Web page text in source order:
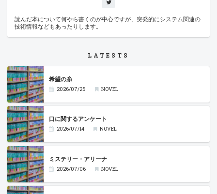
読んだ本について何やら書くのが中心ですが、突発的にシステム関連の
技術情報などもあったりします。
LATESTS
希望の糸
2026/07/25 NOVEL
口に関するアンケート
2026/07/14 NOVEL
ミステリー・アリーナ
2026/07/06 NOVEL